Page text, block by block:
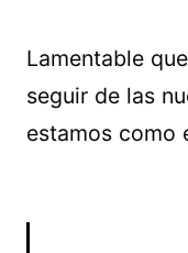
Lamentable
seguir de las
estamos como